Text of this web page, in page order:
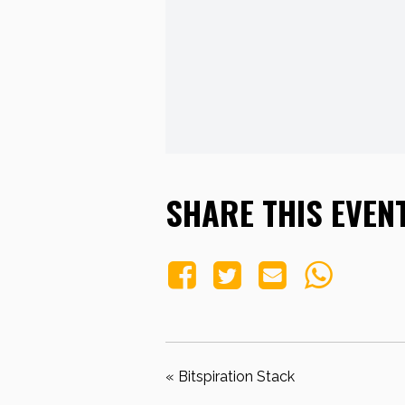
SHARE THIS
« Bitspiration Stack